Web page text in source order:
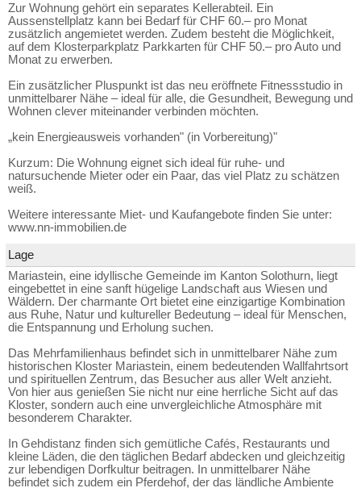
Zur Wohnung gehört ein separates Kellerabteil. Ein
Aussenstellplatz kann bei Bedarf für CHF 60.– pro Monat
zusätzlich angemietet werden. Zudem besteht die Möglichkeit,
auf dem Klosterparkplatz Parkkarten für CHF 50.– pro Auto und
Monat zu erwerben.
Ein zusätzlicher Pluspunkt ist das neu eröffnete Fitnessstudio in
unmittelbarer Nähe – ideal für alle, die Gesundheit, Bewegung und
Wohnen clever miteinander verbinden möchten.
„kein Energieausweis vorhanden" (in Vorbereitung)"
Kurzum: Die Wohnung eignet sich ideal für ruhe- und
natursuchende Mieter oder ein Paar, das viel Platz zu schätzen
weiß.
Weitere interessante Miet- und Kaufangebote finden Sie unter:
www.nn-immobilien.de
Lage
Mariastein, eine idyllische Gemeinde im Kanton Solothurn, liegt
eingebettet in eine sanft hügelige Landschaft aus Wiesen und
Wäldern. Der charmante Ort bietet eine einzigartige Kombination
aus Ruhe, Natur und kultureller Bedeutung – ideal für Menschen,
die Entspannung und Erholung suchen.
Das Mehrfamilienhaus befindet sich in unmittelbarer Nähe zum
historischen Kloster Mariastein, einem bedeutenden Wallfahrtsort
und spirituellen Zentrum, das Besucher aus aller Welt anzieht.
Von hier aus genießen Sie nicht nur eine herrliche Sicht auf das
Kloster, sondern auch eine unvergleichliche Atmosphäre mit
besonderem Charakter.
In Gehdistanz finden sich gemütliche Cafés, Restaurants und
kleine Läden, die den täglichen Bedarf abdecken und gleichzeitig
zur lebendigen Dorfkultur beitragen. In unmittelbarer Nähe
befindet sich zudem ein Pferdehof, der das ländliche Ambiente